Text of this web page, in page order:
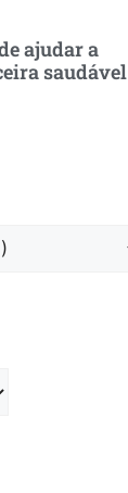
ajudar a
saudável